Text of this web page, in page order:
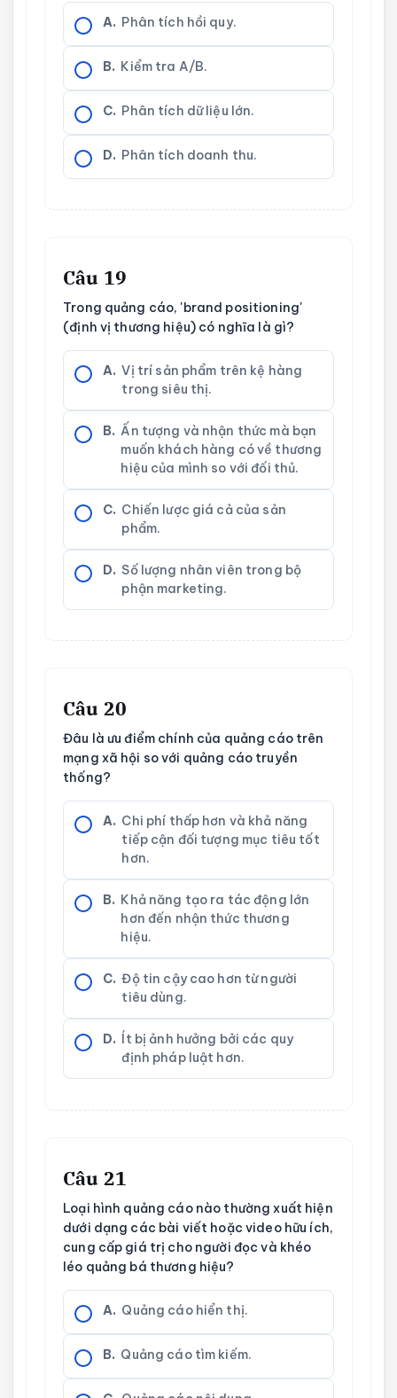
A. Phân tích hồi quy.
B. Kiểm tra A/B.
C. Phân tích dữ liệu lớn.
D. Phân tích doanh thu.
Câu 19
Trong quảng cáo, 'brand positioning'
(định vị thương hiệu) có nghĩa là gì?
A. Vị trí sản phẩm trên kệ hàng
trong siêu thị.
B. Ấn tượng và nhận thức mà bạn
muốn khách hàng có về thương
hiệu của mình so với đối thủ.
C. Chiến lược giá cả của sản
phẩm.
D. Số lượng nhân viên trong bộ
phận marketing.
Câu 20
Đâu là ưu điểm chính của quảng cáo trên
mạng xã hội so với quảng cáo truyền
thống?
A. Chi phí thấp hơn và khả năng
tiếp cận đối tượng mục tiêu tốt
hơn.
B. Khả năng tạo ra tác động lớn
hơn đến nhận thức thương
hiệu.
C. Độ tin cậy cao hơn từ người
tiêu dùng.
D.
Ít bị ảnh hưởng bởi các quy
định pháp luật hơn.
Câu 21
Loại hình quảng cáo nào thường xuất hiện
dưới dạng các bài viết hoặc video hữu ích,
cung cấp giá trị cho người đọc và khéo
léo quảng bá thương hiệu?
A. Quảng cáo hiển thị.
B. Quảng cáo tìm kiếm.